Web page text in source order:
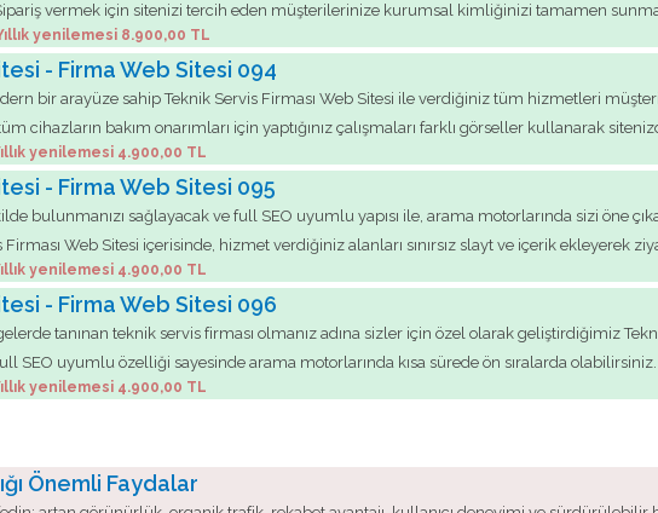
vermek için sitenizi tercih eden müşterilerinize kurumsal kimliğinizi tamamen
yenilemesi 8.900,00 TL
- Firma Web Sitesi 094
bir arayüze sahip Teknik Servis Firması Web Sitesi ile verdiğiniz tüm hizmetleri
cihazların bakım onarımları için yaptığınız çalışmaları farklı görseller kullanarak
yenilemesi 4.900,00 TL
- Firma Web Sitesi 095
bulunmanızı sağlayacak ve full SEO uyumlu yapısı ile, arama motorlarında sizi öne
Web Sitesi içerisinde, hizmet verdiğiniz alanları sınırsız slayt ve içerik ekleyerek
yenilemesi 4.900,00 TL
- Firma Web Sitesi 096
tanınan teknik servis firması olmanız adına sizler için özel olarak geliştirdiğimiz
SEO uyumlu özelliği sayesinde arama motorlarında kısa sürede ön sıralarda olabilirsiniz.
yenilemesi 4.900,00 TL
Önemli Faydalar